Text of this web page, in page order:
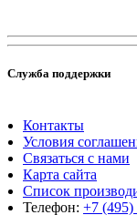
Служба поддержки
Контакты
Условия
Связаться с нами
Карта сайта
Список
Телефон: +7 (495)